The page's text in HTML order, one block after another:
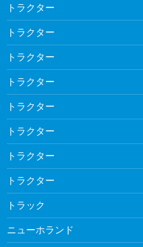
トラクター
トラクター
トラクター
トラクター
トラクター
トラクター
トラクター
トラクター
トラック
ニューホランド